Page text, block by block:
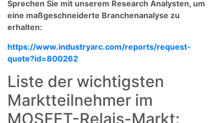
Sprechen Sie mit unserem Research Analysten, um
eine maßgeschneiderte Branchenanalyse zu
erhalten:
https://www.industryarc.com/reports/request-
quote?id=800262
Liste der wichtigsten
Marktteilnehmer im
MOSFET-Relais-Markt: